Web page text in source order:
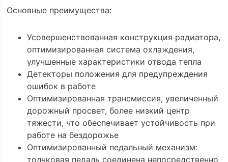
Основные преимущества:
Усовершенствованная конструкция радиатора,
оптимизированная система охлаждения,
улучшенные характеристики отвода тепла
Детекторы положения для предупреждения
ошибок в работе
Оптимизированная трансмиссия, увеличенный
дорожный просвет, более низкий центр
тяжести, что обеспечивает устойчивость при
работе на бездорожье
Оптимизированный педальный механизм:
толчковая педаль соединена непосредственно